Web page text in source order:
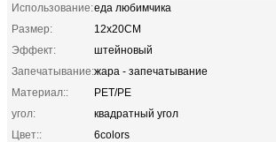
Использование:еда любимчика
Размер:
12x20CM
Эффект:
штейновый
Запечатывание:жара - запечатывание
Материал::
PET/PE
угол:
квадратный угол
Цвет::
6colors